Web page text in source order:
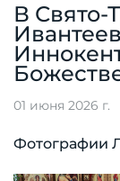
В Свято-
01 июня 2026 г.
Фотографии